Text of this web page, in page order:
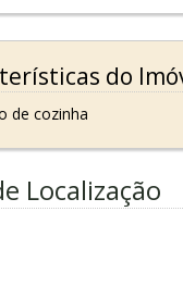
do
de cozinha
Localização